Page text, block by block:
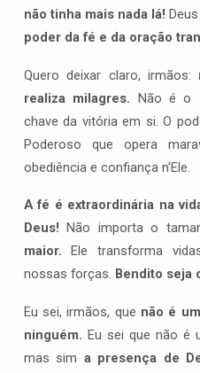
não tinha mais nada lá!
poder da fé e da oração
Quero deixar claro, irmãos:
realiza milagres. Não é o
chave da vitória em si. O
Poderoso que opera
obediência e confiança n’Ele.
A fé é extraordinária na
Deus! Não importa o
maior. Ele transforma
nossas forças. Bendito seja
Eu sei, irmãos, que não é
ninguém. Eu sei que não é
mas sim a presença de